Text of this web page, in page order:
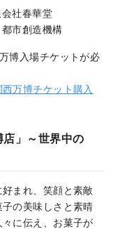
会社春華堂
市創造機構
博入場チケットが必
万博チケット購入
店」～世界中の
まれ、笑顔と素敵
の美味しさと素晴
に伝え、お菓子が